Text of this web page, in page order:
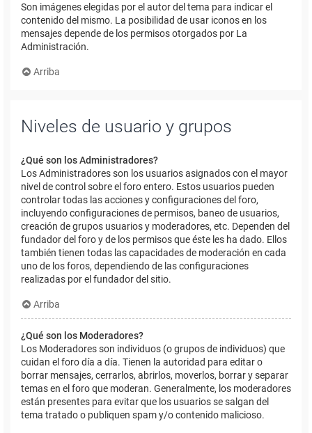
Son imágenes elegidas por el autor del tema para indicar el
contenido del mismo. La posibilidad de usar iconos en los
mensajes depende de los permisos otorgados por La
Administración.
Arriba
Niveles de usuario y grupos
¿Qué son los Administradores?
Los Administradores son los usuarios asignados con el mayor
nivel de control sobre el foro entero. Estos usuarios pueden
controlar todas las acciones y configuraciones del foro,
incluyendo configuraciones de permisos, baneo de usuarios,
creación de grupos usuarios y moderadores, etc. Dependen del
fundador del foro y de los permisos que éste les ha dado. Ellos
también tienen todas las capacidades de moderación en cada
uno de los foros, dependiendo de las configuraciones
realizadas por el fundador del sitio.
Arriba
¿Qué son los Moderadores?
Los Moderadores son individuos (o grupos de individuos) que
cuidan el foro día a día. Tienen la autoridad para editar o
borrar mensajes, cerrarlos, abrirlos, moverlos, borrar y separar
temas en el foro que moderan. Generalmente, los moderadores
están presentes para evitar que los usuarios se salgan del
tema tratado o publiquen spam y/o contenido malicioso.